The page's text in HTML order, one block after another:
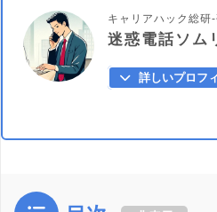
キャリアハック総研
迷惑電話ソム
詳しいプロフ